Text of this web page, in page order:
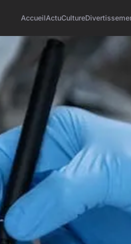
AccueilActuCulture